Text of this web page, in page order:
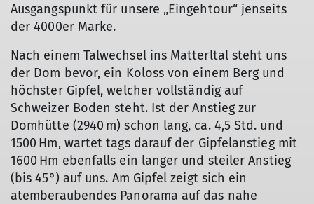
Ausgangspunkt für unsere „Eingehtour“ jenseits
der 4000er Marke.
Nach einem Talwechsel ins Matterltal steht uns
der Dom bevor, ein Koloss von einem Berg und
höchster Gipfel, welcher vollständig auf
Schweizer Boden steht. Ist der Anstieg zur
Domhütte (2940 m) schon lang, ca. 4,5 Std. und
1500 Hm, wartet tags darauf der Gipfelanstieg mit
1600 Hm ebenfalls ein langer und steiler Anstieg
(bis 45°) auf uns. Am Gipfel zeigt sich ein
atemberaubendes Panorama auf das nahe